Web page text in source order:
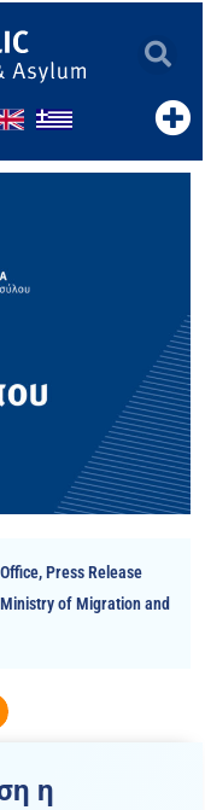
,Press Release
Ministry of Migration and
η